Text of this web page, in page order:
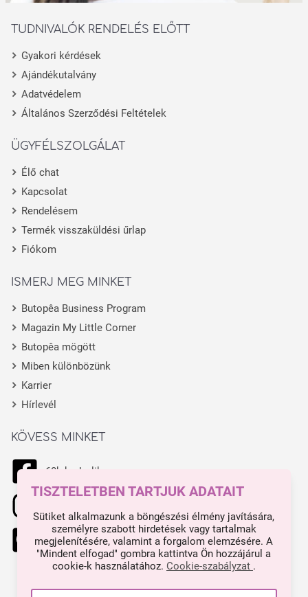
TUDNIVALÓK RENDELÉS ELŐTT
Gyakori kérdések
Ajándékutalvány
Adatvédelem
Általános Szerződési Feltételek
ÜGYFÉLSZOLGÁLAT
Élő chat
Kapcsolat
Rendelésem
Termék visszaküldési űrlap
Fiókom
ISMERJ MEG MINKET
Butopêa Business Program
Magazin My Little Corner
Butopêa mögött
Miben különbözünk
Karrier
Hírlevél
KÖVESS MINKET
68k kedvelik
444 kedvelik
TISZTELETBEN TARTJUK ADATAIT
Sütiket alkalmazunk a böngészési élmény javítására,
személyre szabott hirdetések vagy tartalmak
megjelenítésére, valamint a forgalom elemzésére. A
"Mindent elfogad" gombra kattintva Ön hozzájárul a
cookie-k használatához. Cookie-szabályzat .